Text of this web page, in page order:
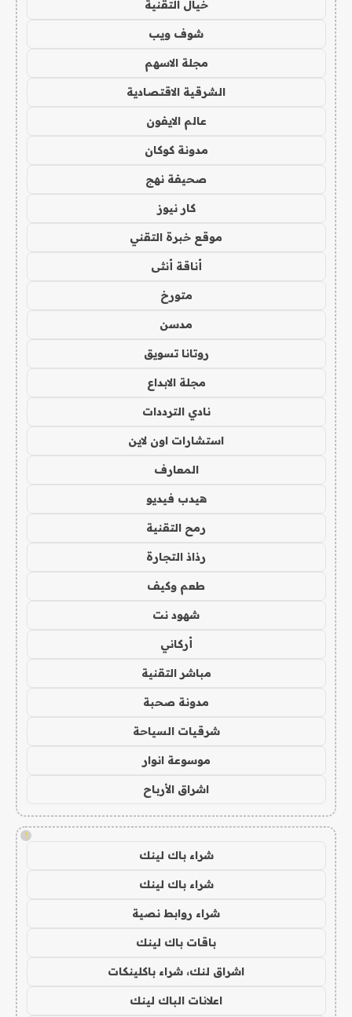
خيال التقنية
شوف ويب
مجلة الاسهم
الشرقية الاقتصادية
عالم الايفون
مدونة كوكان
صحيفة نهج
كار نيوز
موقع خبرة التقني
أناقة أنثى
متورخ
مدسن
روتانا تسويق
مجلة الابداع
نادي الترددات
استشارات اون لاين
المعارف
هيدب فيديو
رمح التقنية
رذاذ التجارة
طعم وكيف
شهود نت
أركاني
مباشر التقنية
مدونة صحبة
شرقيات السياحة
موسوعة انوار
اشراق الأرباح
!
شراء باك لينك
شراء باك لينك
شراء روابط نصية
باقات باك لينك
اشراق لنك، شراء باكلينكات
اعلانات الباك لينك